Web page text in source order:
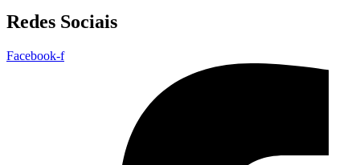
Redes Sociais
Facebook-f